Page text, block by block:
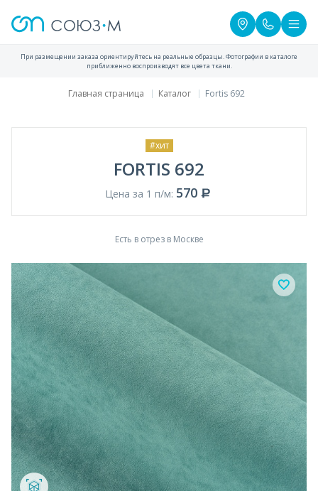
При размещении заказа ориентируйтесь на реальные образцы. Фотографии в каталоге
приближенно воспроизводят все цвета ткани.
Главная страница Каталог Fortis 692
#хит
FORTIS 692
Цена за 1 п/м: 570
Есть в отрез в Москве